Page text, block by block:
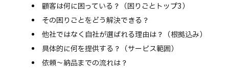
顧客は何に困っている？（困りごとトップ3）
その困りごとをどう解決できる？
他社ではなく自社が選ばれる理由は？（根拠込み）
具体的に何を提供する？（サービス範囲）
依頼〜納品までの流れは？